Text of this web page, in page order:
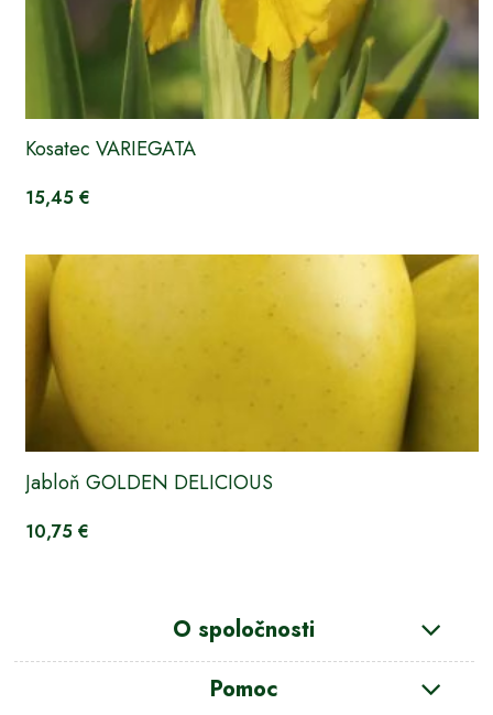
Kosatec VARIEGATA
15,45 €
Jabloň GOLDEN DELICIOUS
10,75 €
O spoločnosti
Pomoc